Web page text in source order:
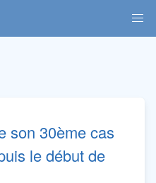
son 30ème cas
le début de